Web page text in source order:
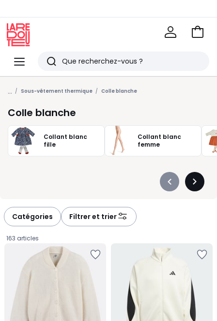
Menu
Redoute
Rechercher
Derniers
articles
vus
Voir
... Sous-vêtement thermique Colle blanche
Colle blanche
Collant blanc
fille
Collant blanc
femme
Précédent
Catégories Filtrer et trier
163 articles